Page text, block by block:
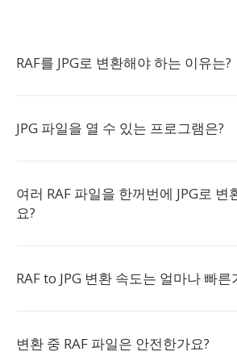
RAF를 JPG로 변환해야 하는 이유는?
JPG 파일을 열 수 있는 프로그램은?
여러 RAF 파일을 한꺼번에 JPG로 변
요?
RAF to JPG 변환 속도는 얼마나 빠른
변환 중 RAF 파일은 안전한가요?